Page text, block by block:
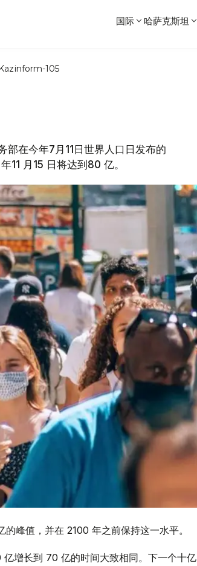
国际 哈萨克斯坦
Kazinform-105
部在今年7月11日世界人口日发布的
11 月15 日将达到80 亿。
峰值，并在 2100 年之前保持这一水平。
增长到 70 亿的时间大致相同。下一个十亿